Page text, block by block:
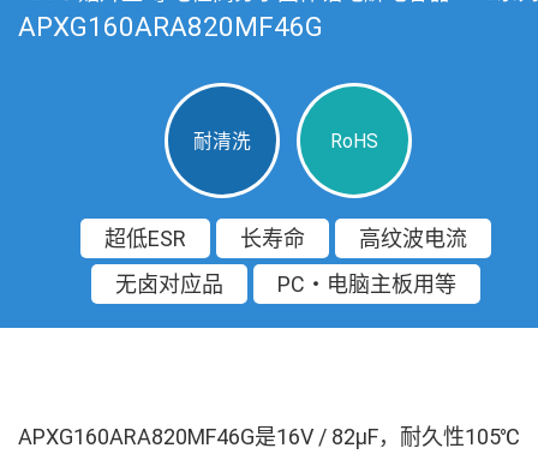
APXG160ARA820MF46G
耐清洗 RoHS
超低ESR 长寿命
高纹波电流
无卤对应品
PC・电脑主板用等
APXG160ARA820MF46G是16V / 82µF，耐久性105℃